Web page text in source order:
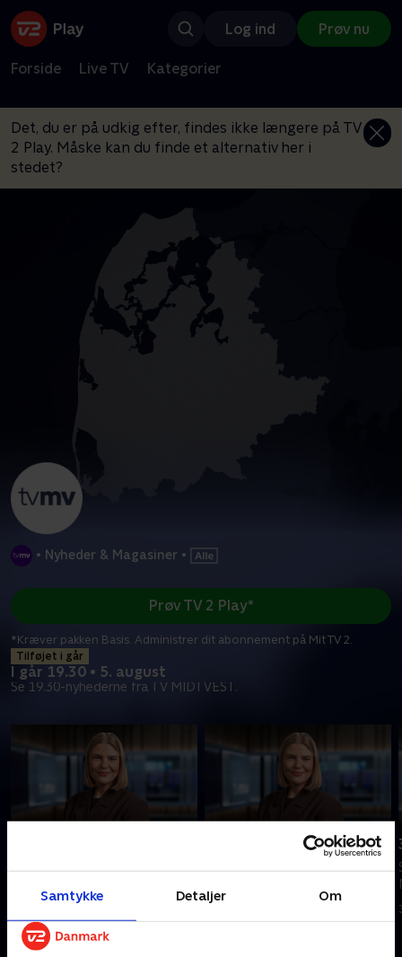
Samtykke Detaljer Om
Log ind Prøv nu
Forside Live TV Kategorier
Det, du er på udkig efter, findes ikke længere på TV
2 Play. Måske kan du finde et alternativ her i
stedet?
• Nyheder & Magasiner •
Tilføjet i går
I går 19.30 • 5. august
Se 19.30-nyhederne fra TV MIDTVEST.
Prøv TV 2 Play*
*Kræver pakken Basis. Administrer dit abonnement på Mit TV 2.
MIDTVEST.
I går • 22 min